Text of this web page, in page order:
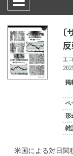
エ
掲
ペ
形
雑
米国による対日関